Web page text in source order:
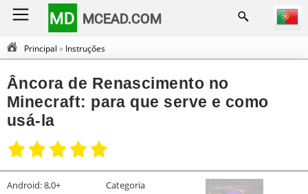
MD MCEAD.COM
Principal » Instruções
Âncora de Renascimento no
Minecraft: para que serve e como
usá-la
Android:8,0+ Categoria